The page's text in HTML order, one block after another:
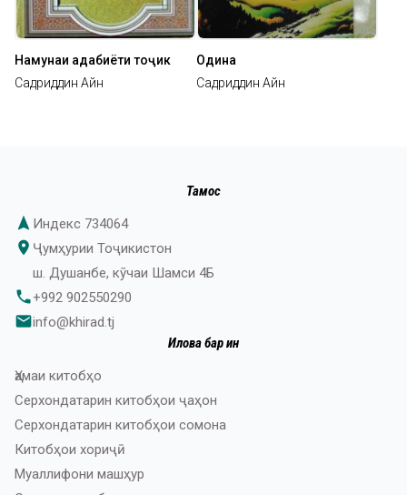
Намунаи адабиёти тоҷик
Садриддин Айнӣ
Одина
Садриддин Айнӣ
Илова бар ин
Ҳамаи китобҳо
Серхондатарин китобҳои ҷаҳон
Серхондатарин китобҳои сомона
Китобҳои хориҷӣ
Муаллифони машҳур
Тамос
navigation Индекс 734064
place Ҷумҳурии Тоҷикистон
ш. Душанбе, кӯчаи Шамси 4Б
phone+992 902550290
emailinfo@khirad.tj